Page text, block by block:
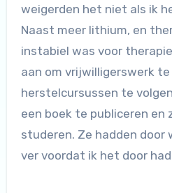
weigerden het niet als ik
Naast meer lithium, en
instabiel was voor
aan om vrijwilligerswerk te
herstelcursussen te
een boek te publiceren en
studeren. Ze hadden door
ver voordat ik het door